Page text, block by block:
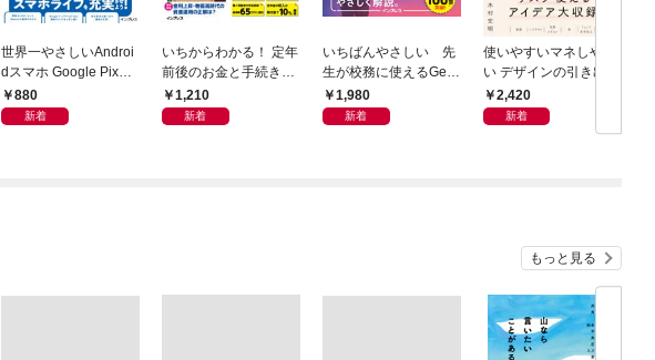
世界一やさしいAndroi
dスマホ Google Pixel
10a/9a対応
880
新着
いちからわかる！ 定年
前後のお金と手続き
得する働き方・暮らし
方ガイド 2026-2027
1,210
新着
いちばんやさしい 先
生が校務に使えるGem
iniの教本 人気講師が
教える多彩なアウトプ
1,980
新着
使いやすいマネしやす
い デザインの引き出し
図鑑2,420
新着
もっと見る